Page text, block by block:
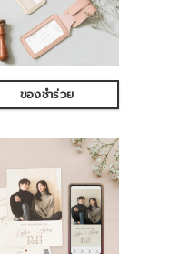
ของชำร่วย